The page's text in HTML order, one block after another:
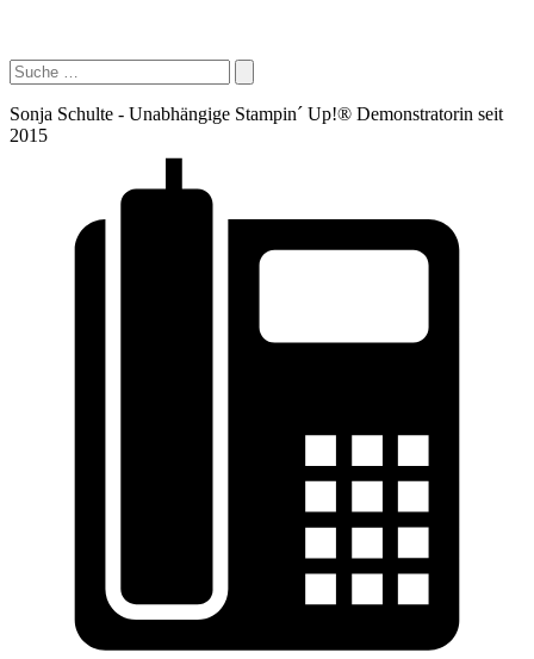
Sonja Schulte - Unabhängige Stampin´ Up!® Demonstratorin seit
2015